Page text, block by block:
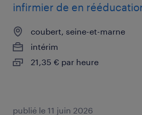
infirmier de en
coubert, seine-et-marne
intérim
21,35 € par heure
publié le 11 juin 2026